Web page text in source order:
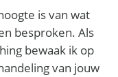
is van wat
besproken. Als
bewaak ik op
van jouw